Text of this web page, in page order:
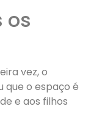
os
vez, o
que o espaço é
e aos filhos